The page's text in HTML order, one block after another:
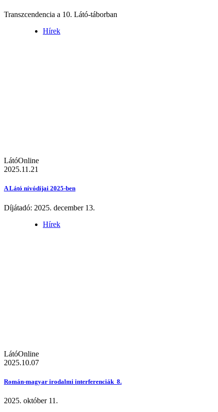
Transzcendencia a 10. Látó-táborban
Hírek
LátóOnline
2025.11.21
A Látó nívódíjai 2025-ben
Díjátadó: 2025. december 13.
Hírek
LátóOnline
2025.10.07
Román-magyar irodalmi interferenciák 8.
2025. október 11.